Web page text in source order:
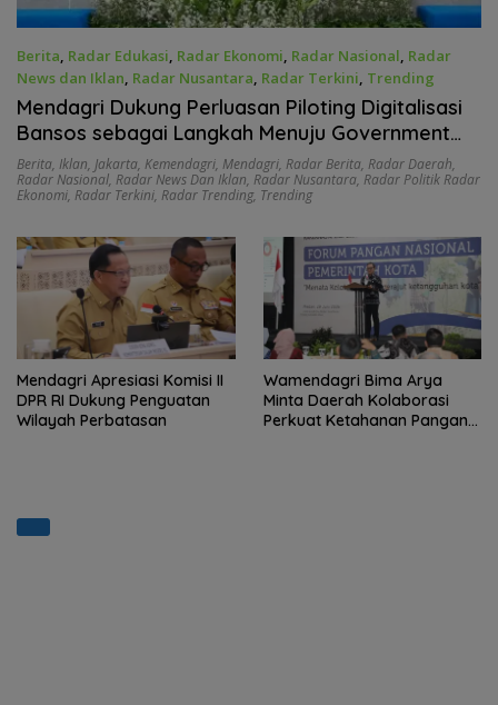
Berita, Radar Edukasi, Radar Ekonomi, Radar Nasional, Radar
News dan Iklan, Radar Nusantara, Radar Terkini, Trending
Juni 30, 2026
Mendagri Dukung Perluasan Piloting Digitalisasi
Bansos sebagai Langkah Menuju Government
Technology
Berita, Iklan, Jakarta, Kemendagri, Mendagri, Radar Berita, Radar Daerah,
Radar Nasional, Radar News Dan Iklan, Radar Nusantara, Radar Politik Radar
Ekonomi, Radar Terkini, Radar Trending, Trending
Mendagri Apresiasi Komisi II
DPR RI Dukung Penguatan
Wilayah Perbatasan
Wamendagri Bima Arya
Minta Daerah Kolaborasi
Perkuat Ketahanan Pangan